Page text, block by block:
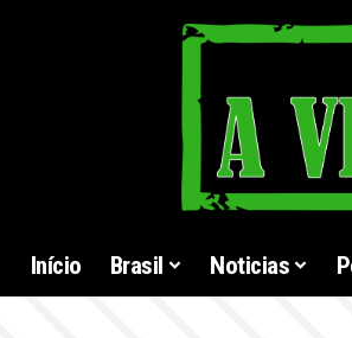
Início Brasil Noticias